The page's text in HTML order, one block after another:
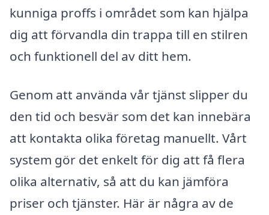
kunniga proffs i området som kan hjälpa
dig att förvandla din trappa till en stilren
och funktionell del av ditt hem.
Genom att använda vår tjänst slipper du
den tid och besvär som det kan innebära
att kontakta olika företag manuellt. Vårt
system gör det enkelt för dig att få flera
olika alternativ, så att du kan jämföra
priser och tjänster. Här är några av de